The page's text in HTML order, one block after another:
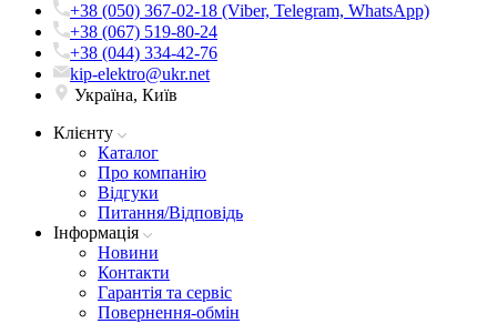
+38 (050) 367-02-18 (Viber, Telegram, WhatsApp)
+38 (067) 519-80-24
+38 (044) 334-42-76
kip-elektro@ukr.net
Україна, Київ
Клієнту
Каталог
Про компанію
Вiдгуки
Питання/Відповідь
Iнформацiя
Новини
Контакти
Гарантія та сервіс
Повернення-обмін